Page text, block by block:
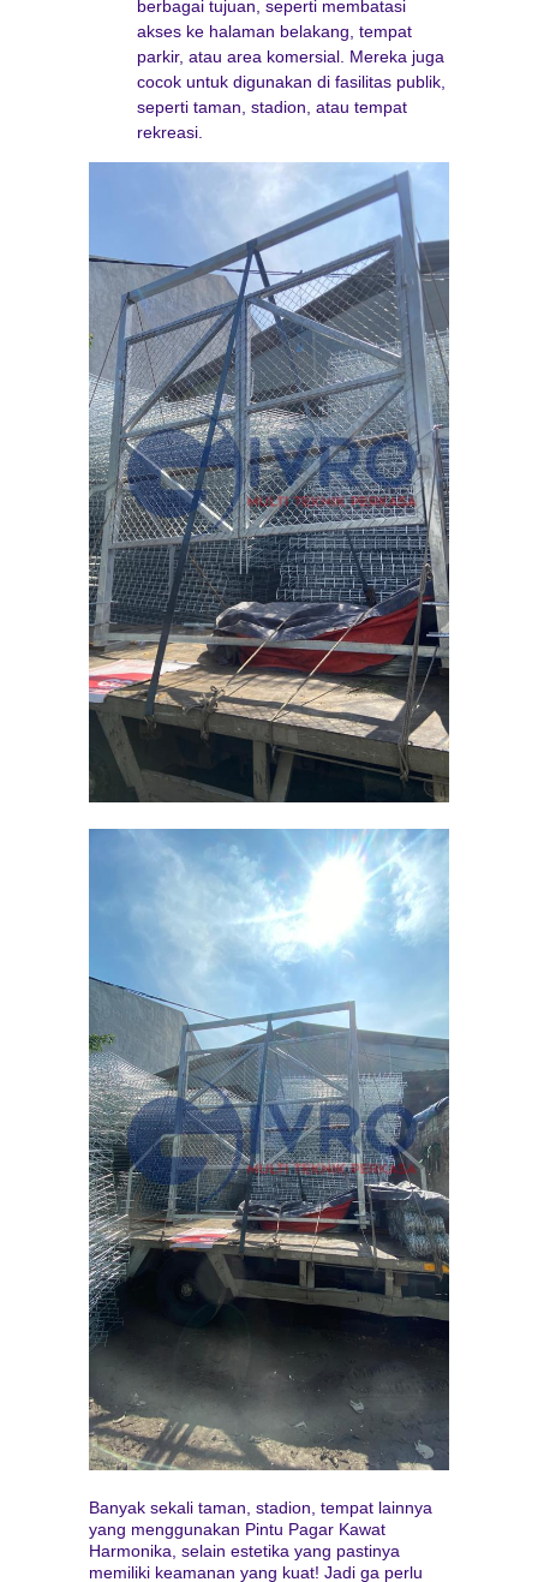
berbagai tujuan, seperti membatasi
akses ke halaman belakang, tempat
parkir, atau area komersial. Mereka juga
cocok untuk digunakan di fasilitas publik,
seperti taman, stadion, atau tempat
rekreasi.
Banyak sekali taman, stadion, tempat lainnya
yang menggunakan Pintu Pagar Kawat
Harmonika, selain estetika yang pastinya
memiliki keamanan yang kuat! Jadi ga perlu